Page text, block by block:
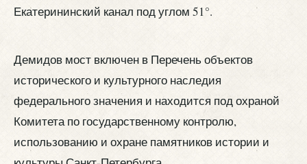
Екатерининский канал под углом 51°.
Демидов мост включен в Перечень объектов
исторического и культурного наследия
федерального значения и находится под охраной
Комитета по государственному контролю,
использованию и охране памятников истории и